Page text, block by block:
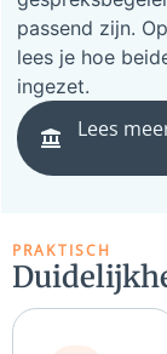
passend zijn.
lees je hoe
ingezet.
Lees
PRAKTISCH